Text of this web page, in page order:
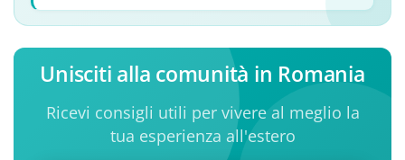
Unisciti alla comunità in Romania
Ricevi consigli utili per vivere al meglio la
tua esperienza all'estero